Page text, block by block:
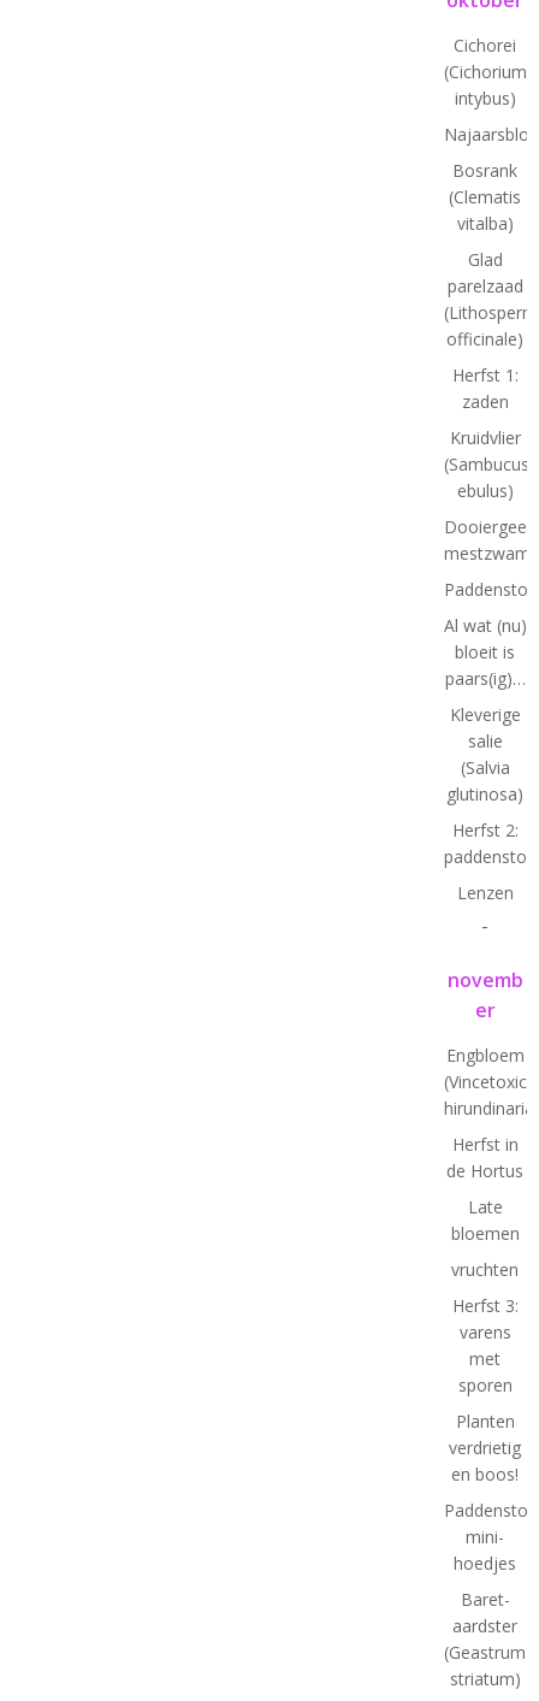
Cichorei
(Cichorium
intybus)
Bosrank
(Clematis
vitalba)
Glad
parelzaad
officinale)
Herfst 1:
zaden
Kruidvlier
(Sambucus
ebulus)
Dooiergeel
Al wat (nu)
bloeit is
paars(ig)…
Kleverige
salie
(Salvia
glutinosa)
Herfst 2:
Lenzen
-
novemb
er
Engbloem
hirundinaria)
Herfst in
de Hortus
Late
bloemen
vruchten
Herfst 3:
varens
met
sporen
Planten
verdrietig
en boos!
mini-
hoedjes
Baret-
aardster
(Geastrum
striatum)